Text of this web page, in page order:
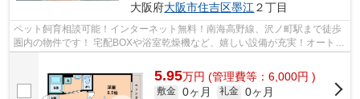
大阪府大阪市住吉区墨江２丁目
ペット飼育相談可能！インターネット無料！南海高野線、沢ノ町駅まで徒歩
圏内の物件です！ 宅配BOXや浴室乾燥機など、嬉しい設備が充実！オートロ
5.95万円 (管理費等：6,000円 )
敷金 0ヶ月 礼金 0ヶ月